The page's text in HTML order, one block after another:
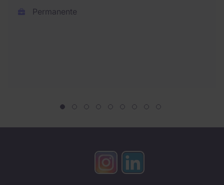
Permanente